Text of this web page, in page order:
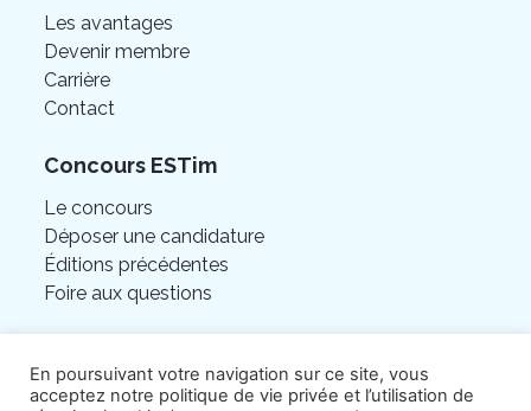
Les avantages
Devenir membre
Carrière
Contact
Concours ESTim
Le concours
Déposer une candidature
Éditions précédentes
Foire aux questions
En poursuivant votre navigation sur ce site, vous
acceptez notre politique de vie privée et l’utilisation de